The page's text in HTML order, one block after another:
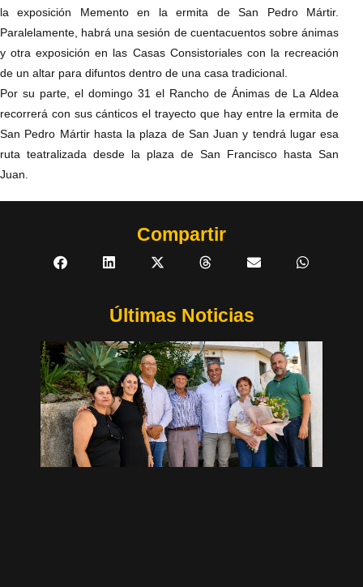
la exposición Memento en la ermita de San Pedro Mártir.
Paralelamente, habrá una sesión de cuentacuentos sobre ánimas
y otra exposición en las Casas Consistoriales con la recreación
de un altar para difuntos dentro de una casa tradicional.
Por su parte, el domingo 31 el Rancho de Ánimas de La Aldea
recorrerá con sus cánticos el trayecto que hay entre la ermita de
San Pedro Mártir hasta la plaza de San Juan y tendrá lugar esa
ruta teatralizada desde la plaza de San Francisco hasta San
Juan.
Compartir
Últimas Noticias